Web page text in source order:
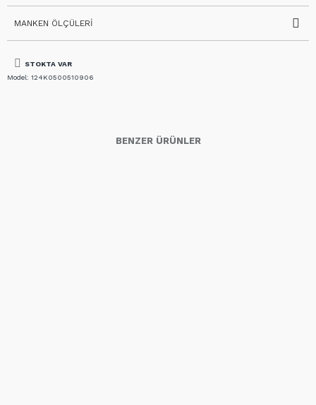
STOKTA VAR
Model: 124K0500510906
MANKEN ÖLÇÜLERI
BENZER ÜRÜNLER